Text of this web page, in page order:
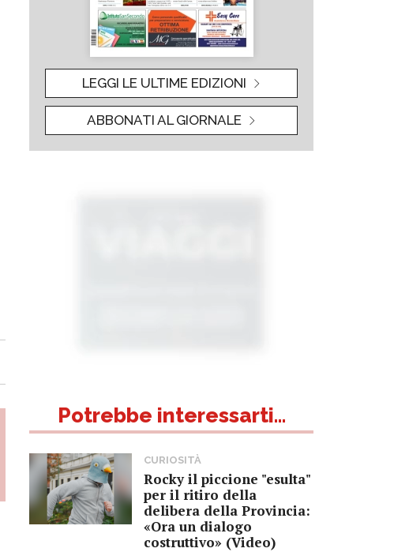
LEGGI LE ULTIME EDIZIONI
ABBONATI AL GIORNALE
Potrebbe interessarti...
CURIOSITÀ
Rocky il piccione "esulta"
per il ritiro della
delibera della Provincia:
«Ora un dialogo
costruttivo» (Video)